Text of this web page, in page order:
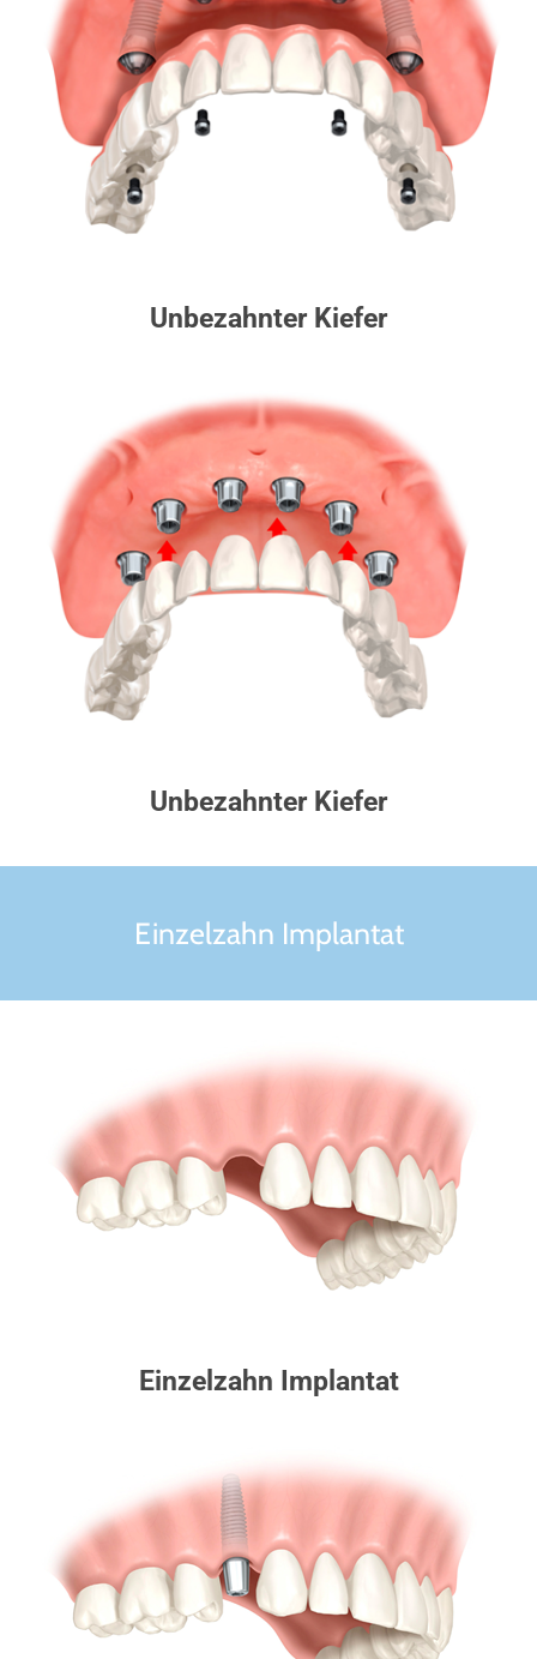
Unbezahnter Kiefer
Unbezahnter Kiefer
Einzelzahn Implantat
Einzelzahn Implantat